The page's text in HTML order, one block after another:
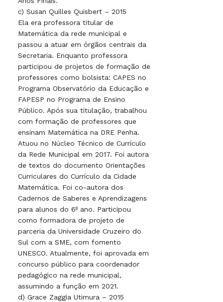
c) Susan Quilles Quisbert – 2015
Ela era professora titular de
Matemática da rede municipal e
passou a atuar em órgãos centrais da
Secretaria. Enquanto professora
participou de projetos de formação de
professores como bolsista: CAPES no
Programa Observatório da Educação e
FAPESP no Programa de Ensino
Público. Após sua titulação, trabalhou
com formação de professores que
ensinam Matemática na DRE Penha.
Atuou no Núcleo Técnico de Currículo
da Rede Municipal em 2017. Foi autora
de textos do documento Orientações
Curriculares do Currículo da Cidade
Matemática. Foi co-autora dos
Cadernos de Saberes e Aprendizagens
para alunos do 6º ano. Participou
como formadora de projeto de
parceria da Universidade Cruzeiro do
Sul com a SME, com fomento
UNESCO. Atualmente, foi aprovada em
concurso público para coordenador
pedagógico na rede municipal,
assumindo a função em 2021.
d) Grace Zaggia Utimura – 2015